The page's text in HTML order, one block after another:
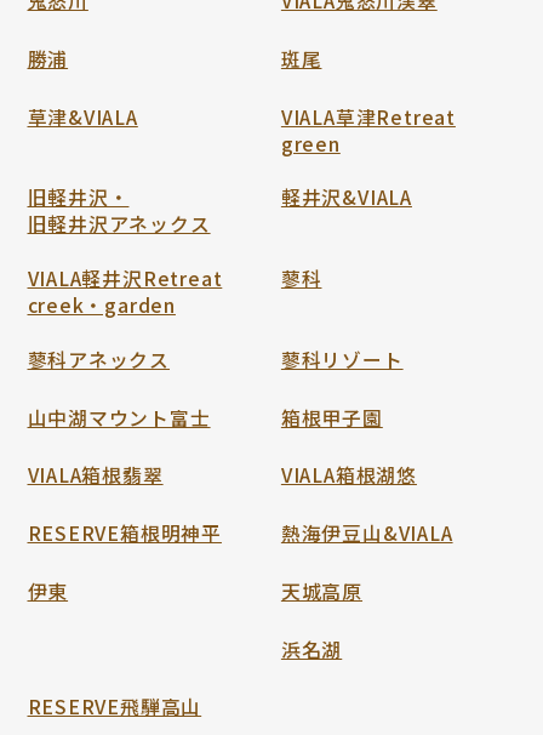
勝浦 斑尾
草津&VIALA
VIALA草津Retreat
green
旧軽井沢・
旧軽井沢アネックス
軽井沢&VIALA
VIALA軽井沢Retreat
creek・garden
蓼科
蓼科アネックス 蓼科リゾート
山中湖マウント富士 箱根甲子園
VIALA箱根翡翠 VIALA箱根湖悠
RESERVE箱根明神平 熱海伊豆山&VIALA
伊東 天城高原
浜名湖
RESERVE飛騨高山